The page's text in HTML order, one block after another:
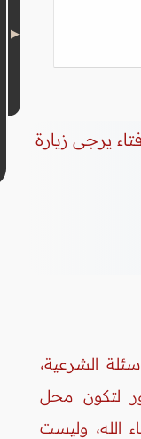
يرجى زيارة
الشرعية،
لتكون محل
الله، وليست